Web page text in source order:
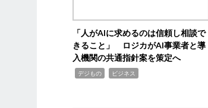
「人がAIに求めるのは信頼し相談で
きること」 ロジカがAI事業者と導
入機関の共通指針案を策定へ
デジもの ビジネス